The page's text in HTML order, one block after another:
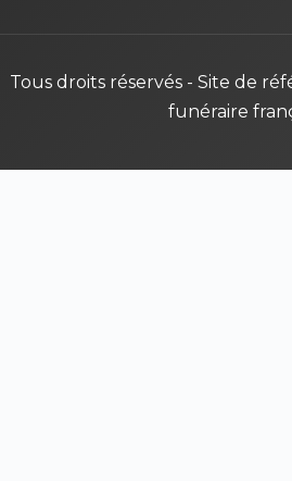
Tous droits réservés - Site de
funéraire